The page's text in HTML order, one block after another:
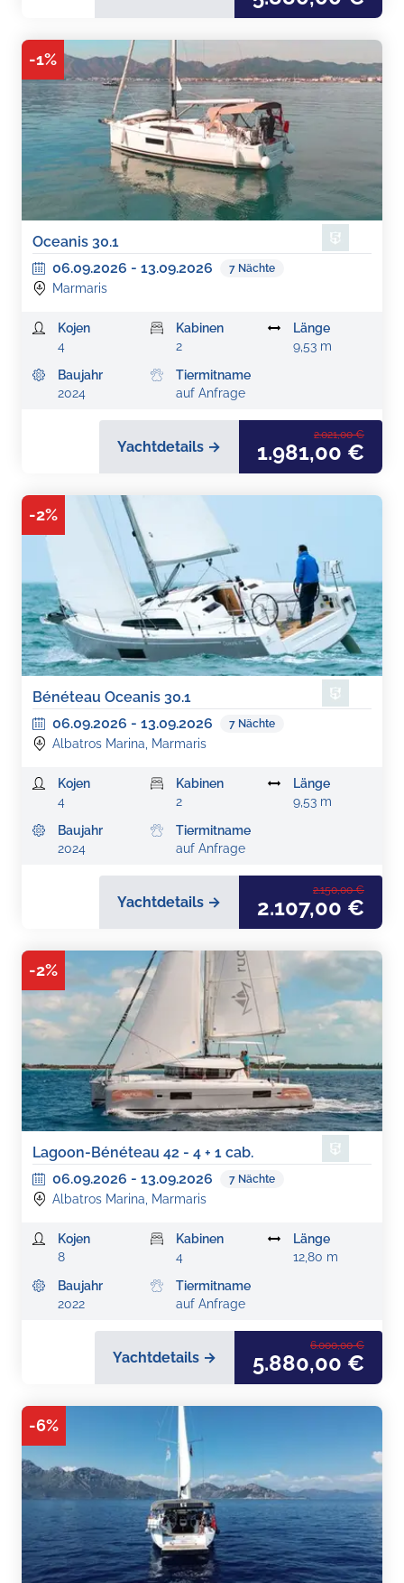
-1%
Oceanis 30.1
06.09.2026 - 13.09.2026 7 Nächte
Marmaris
Kojen
4
Kabinen
2
Länge
9,53 m
Baujahr
2024
Tiermitname
auf Anfrage
Yachtdetails →
2.021,00 €
1.981,00 €
-2%
Bénéteau Oceanis 30.1
06.09.2026 - 13.09.2026 7 Nächte
Albatros Marina, Marmaris
Kojen
4
Kabinen
2
Länge
9,53 m
Baujahr
2024
Tiermitname
auf Anfrage
Yachtdetails →
2.150,00 €
2.107,00 €
-2%
Lagoon-Bénéteau 42 - 4 + 1 cab.
06.09.2026 - 13.09.2026 7 Nächte
Albatros Marina, Marmaris
Kojen
8
Kabinen
4
Länge
12,80 m
Baujahr
2022
Tiermitname
auf Anfrage
Yachtdetails →
6.000,00 €
5.880,00 €
-6%